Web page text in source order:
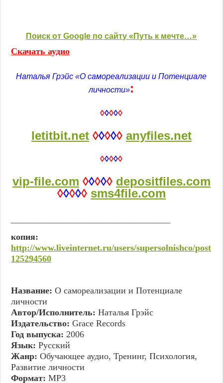
Поиск от Google по сайту «Путь к мечте…»
Скачать аудио
Наталья Грэйс «О самореализации и Потенциале
личности»:
◊◊◊◊◊
letitbit.net◊◊◊◊◊ anyfiles.net
◊◊◊◊◊
vip-file.com ◊◊◊◊◊ depositfiles.com
◊◊◊◊◊ sms4file.com
копия:
http://www.liveinternet.ru/users/supersolnishco/post
125294560
Название: О самореализации и Потенциале
личности
Автор/Исполнитель: Наталья Грэйс
Издательство: Grace Records
Год выпуска:2006
Язык: Русский
Жанр:Обучающее аудио, Тренинг, Психология,
Развитие личности
Формат: MP3